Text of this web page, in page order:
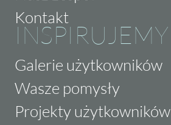
Kontakt
INSPIRUJEMY
Galerie użytkowników
Wasze pomysły
Projekty użytkowników